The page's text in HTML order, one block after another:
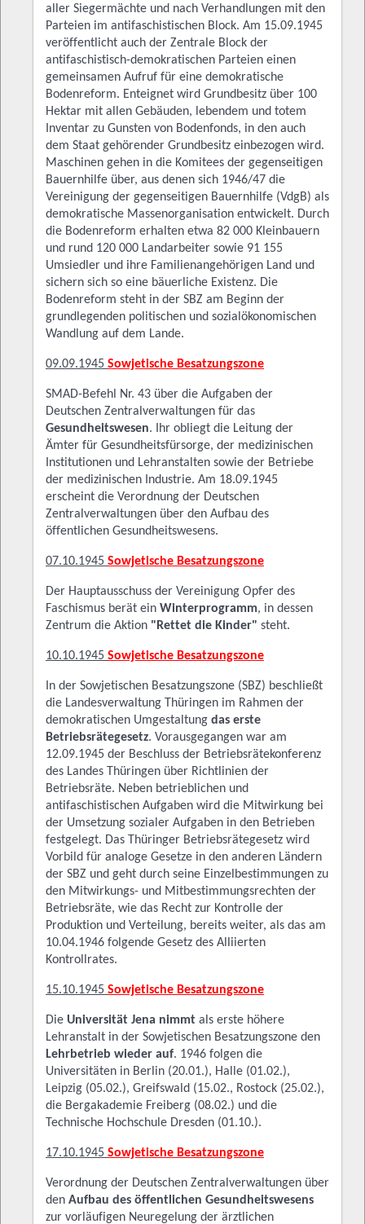
aller Siegermächte und nach Verhandlungen mit den
Parteien im antifaschistischen Block. Am 15.09.1945
veröffentlicht auch der Zentrale Block der
antifaschistisch-demokratischen Parteien einen
gemeinsamen Aufruf für eine demokratische
Bodenreform. Enteignet wird Grundbesitz über 100
Hektar mit allen Gebäuden, lebendem und totem
Inventar zu Gunsten von Bodenfonds, in den auch
dem Staat gehörender Grundbesitz einbezogen wird.
Maschinen gehen in die Komitees der gegenseitigen
Bauernhilfe über, aus denen sich 1946/47 die
Vereinigung der gegenseitigen Bauernhilfe (VdgB) als
demokratische Massenorganisation entwickelt. Durch
die Bodenreform erhalten etwa 82 000 Kleinbauern
und rund 120 000 Landarbeiter sowie 91 155
Umsiedler und ihre Familienangehörigen Land und
sichern sich so eine bäuerliche Existenz. Die
Bodenreform steht in der SBZ am Beginn der
grundlegenden politischen und sozialökonomischen
Wandlung auf dem Lande.
09.09.1945 Sowjetische Besatzungszone
SMAD-Befehl Nr. 43 über die Aufgaben der
Deutschen Zentralverwaltungen für das
Gesundheitswesen. Ihr obliegt die Leitung der
Ämter für Gesundheitsfürsorge, der medizinischen
Institutionen und Lehranstalten sowie der Betriebe
der medizinischen Industrie. Am 18.09.1945
erscheint die Verordnung der Deutschen
Zentralverwaltungen über den Aufbau des
öffentlichen Gesundheitswesens.
07.10.1945 Sowjetische Besatzungszone
Der Hauptausschuss der Vereinigung Opfer des
Faschismus berät ein Winterprogramm, in dessen
Zentrum die Aktion "Rettet die Kinder" steht.
10.10.1945 Sowjetische Besatzungszone
In der Sowjetischen Besatzungszone (SBZ) beschließt
die Landesverwaltung Thüringen im Rahmen der
demokratischen Umgestaltung das erste
Betriebsrätegesetz. Vorausgegangen war am
12.09.1945 der Beschluss der Betriebsrätekonferenz
des Landes Thüringen über Richtlinien der
Betriebsräte. Neben betrieblichen und
antifaschistischen Aufgaben wird die Mitwirkung bei
der Umsetzung sozialer Aufgaben in den Betrieben
festgelegt. Das Thüringer Betriebsrätegesetz wird
Vorbild für analoge Gesetze in den anderen Ländern
der SBZ und geht durch seine Einzelbestimmungen zu
den Mitwirkungs- und Mitbestimmungsrechten der
Betriebsräte, wie das Recht zur Kontrolle der
Produktion und Verteilung, bereits weiter, als das am
10.04.1946 folgende Gesetz des Alliierten
Kontrollrates.
15.10.1945 Sowjetische Besatzungszone
Die Universität Jena nimmt als erste höhere
Lehranstalt in der Sowjetischen Besatzungszone den
Lehrbetrieb wieder auf. 1946 folgen die
Universitäten in Berlin (20.01.), Halle (01.02.),
Leipzig (05.02.), Greifswald (15.02., Rostock (25.02.),
die Bergakademie Freiberg (08.02.) und die
Technische Hochschule Dresden (01.10.).
17.10.1945 Sowjetische Besatzungszone
Verordnung der Deutschen Zentralverwaltungen über
den Aufbau des öffentlichen Gesundheitswesens
zur vorläufigen Neuregelung der ärztlichen